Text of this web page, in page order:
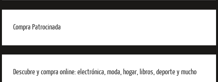
Compra Patrocinada
Descubre y compra online: electrónica, moda, hogar, libros, deporte y mucho